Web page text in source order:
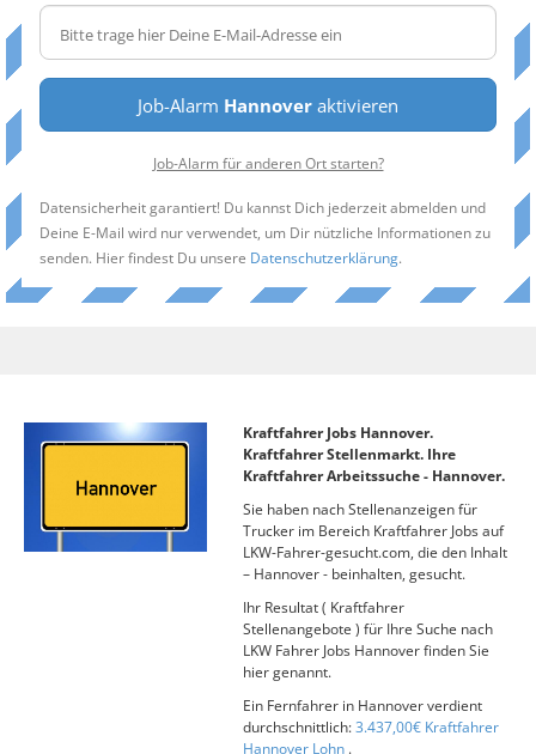
Job-Alarm Hannover aktivieren
Job-Alarm für anderen Ort starten?
Datensicherheit garantiert! Du kannst Dich jederzeit abmelden und
Deine E-Mail wird nur verwendet, um Dir nützliche Informationen zu
senden. Hier findest Du unsere Datenschutzerklärung.
Kraftfahrer Jobs Hannover.
Kraftfahrer Stellenmarkt. Ihre
Kraftfahrer Arbeitssuche - Hannover.
Sie haben nach Stellenanzeigen für
Trucker im Bereich Kraftfahrer Jobs auf
LKW-Fahrer-gesucht.com, die den Inhalt
– Hannover - beinhalten, gesucht.
Ihr Resultat ( Kraftfahrer
Stellenangebote ) für Ihre Suche nach
LKW Fahrer Jobs Hannover finden Sie
hier genannt.
Ein Fernfahrer in Hannover verdient
durchschnittlich:3.437,00€ Kraftfahrer
Hannover Lohn .